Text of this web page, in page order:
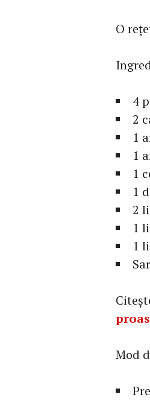
O
4
2
1
1
1
1
2
1
1
Mod